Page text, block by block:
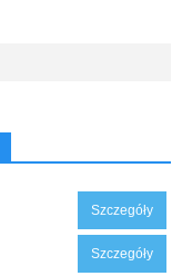
Szczegóły
Szczegóły